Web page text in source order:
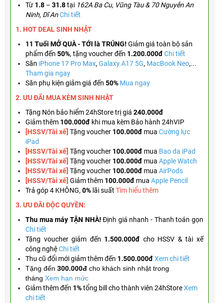
Từ 1.8 – 31.8tại 162A Ba Cu, Vũng Tàu & 70 Nguyễn An
Ninh, Dĩ AnChi tiết
1. HOT DEAL SINH NHẬT
11 Tuổi MỞ QUÀ - TỚI là TRÚNG! Giảm giá toàn bộ sản
phẩm đến 50%, tặng voucher đến 1.200.000đChi tiết
Săn iPhone 17 Pro Max, Galaxy A17 5G, MacBook Neo,...
Tham gia ngay
Săn phụ kiện giảm giá đến 50% Mua ngay
2. ƯU ĐÃI MUA KÈMSINH NHẬT
Tặng Nón bảo hiểm 24hStore trị giá 240.000đ
Giảm thêm 100.000đ khi mua kèm Bảo hành 24hVIP
[HSSV/Tài xế] Tặng voucher 100.000đ mua Cường lực
iPad
[HSSV/Tài xế] Tặng voucher 100.000đ mua Bao da iPad
[HSSV/Tài xế] Tặng voucher 100.000đ mua Apple Watch
[HSSV/Tài xế] Tặng voucher 100.000đ mua AirPods
[HSSV/Tài xế] Giảm thêm 100.000đ mua Apple Pencil
Trả góp 4 KHÔNG, 0% lãi suất Tìm hiểu thêm
3. ƯU ĐÃI ĐỘC QUYỀN:
Thu mua máy TẬN NHÀ!Định giá nhanh - Thanh toán gọn
Chi tiết
Tặng voucher giảm đến 1.500.000đ cho HSSV & tài xế
công nghệChi tiết
Thu cũ đổi mới giảm thêm đến 1.500.000đXem chi tiết
Tặng đến 300.000đ cho khách sinh nhật trong
tháng Xem hạn mức
Giảm thêm đến 1%tổng bill cho thành viên 24hStoreXem
chi tiết